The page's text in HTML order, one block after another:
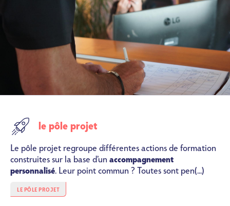
SVG
le pôle projet
Le pôle projet regroupe différentes actions de formation
construites sur la base d’un accompagnement
personnalisé. Leur point commun ? Toutes sont pen(...)
LE PÔLE PROJET